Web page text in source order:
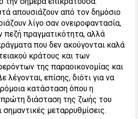
απουσιάζουν από τον δημόσιο
λίγο σαν ονειροφαντασία,
πεζή πραγματικότητα, αλλά
που δεν ακούγονται καλά
κράτους και των
της παραοικονομίας και
λέγονται, επίσης, διότι για να
κατάσταση όπου η
πρώτη διάσταση της ζωής του
σημαντικές μεταρρυθμίσεις.